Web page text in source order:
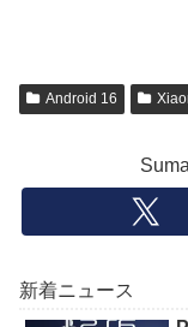
Android 16
新着ニュース